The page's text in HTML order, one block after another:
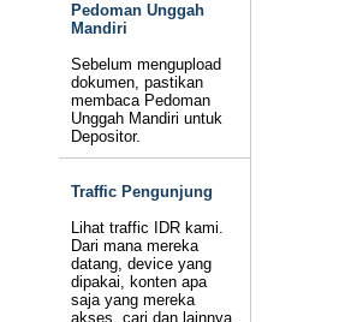
Pedoman Unggah
Mandiri
Sebelum mengupload
dokumen, pastikan
membaca Pedoman
Unggah Mandiri untuk
Depositor.
Traffic Pengunjung
Lihat traffic IDR kami.
Dari mana mereka
datang, device yang
dipakai, konten apa
saja yang mereka
akses, cari dan lainnya